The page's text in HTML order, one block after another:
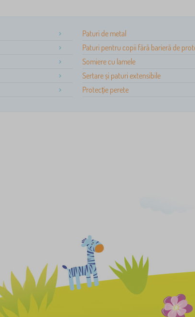
Paturi de metal
Paturi pentru copii fără barieră de
Somiere cu lamele
Sertare și paturi extensibile
Protecție perete